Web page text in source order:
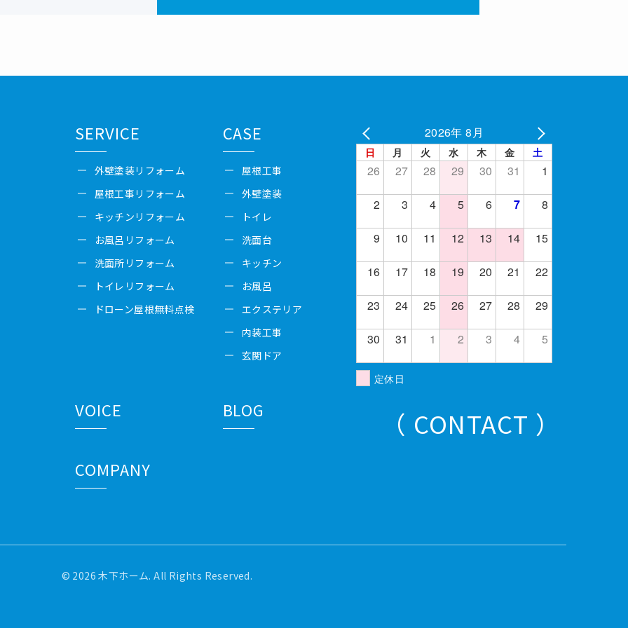
SERVICE
外壁塗装リフォーム
屋根工事リフォーム
キッチンリフォーム
お風呂リフォーム
洗面所リフォーム
トイレリフォーム
ドローン屋根無料点検
CASE
屋根工事
外壁塗装
トイレ
洗面台
キッチン
お風呂
エクステリア
内装工事
玄関ドア
VOICE BLOG
COMPANY
2026年 8月
日 月 火 水 木 金 土
26 27 28 29 30 31 1
2 3 4 5 6 7 8
9 10 11 12 13 14 15
16 17 18 19 20 21 22
23 24 25 26 27 28 29
30 31 1 2 3 4 5
定休日
（ CONTACT ）
© 2026 木下ホーム. All Rights Reserved.